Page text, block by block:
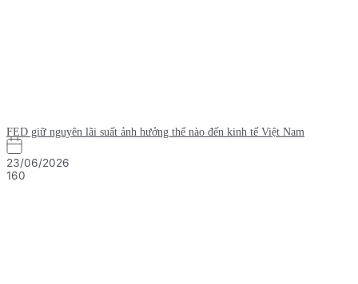
FED giữ nguyên lãi suất ảnh hưởng thế nào đến kinh tế Việt Nam
23/06/2026
160